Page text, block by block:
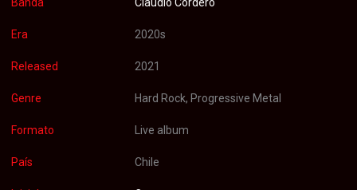
Era 2020s
Released 2021
Genre Hard Rock, Progressive Metal
Formato Live album
País Chile